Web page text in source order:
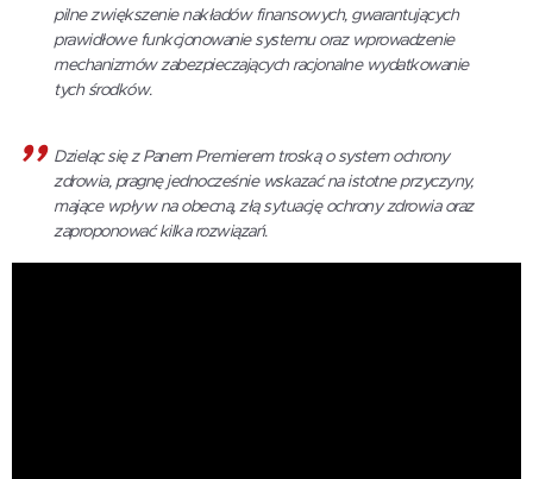
pilne zwiększenie nakładów finansowych, gwarantujących
prawidłowe funkcjonowanie systemu oraz wprowadzenie
mechanizmów zabezpieczających racjonalne wydatkowanie
tych środków.
Dzieląc się z Panem Premierem troską o system ochrony
zdrowia, pragnę jednocześnie wskazać na istotne przyczyny,
mające wpływ na obecną, złą sytuację ochrony zdrowia oraz
zaproponować kilka rozwiązań.